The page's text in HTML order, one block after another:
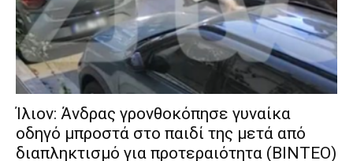
Ίλιον: Άνδρας γρονθοκόπησε γυναίκα
οδηγό μπροστά στο παιδί της μετά από
διαπληκτισμό για προτεραιότητα (ΒΙΝΤΕΟ)